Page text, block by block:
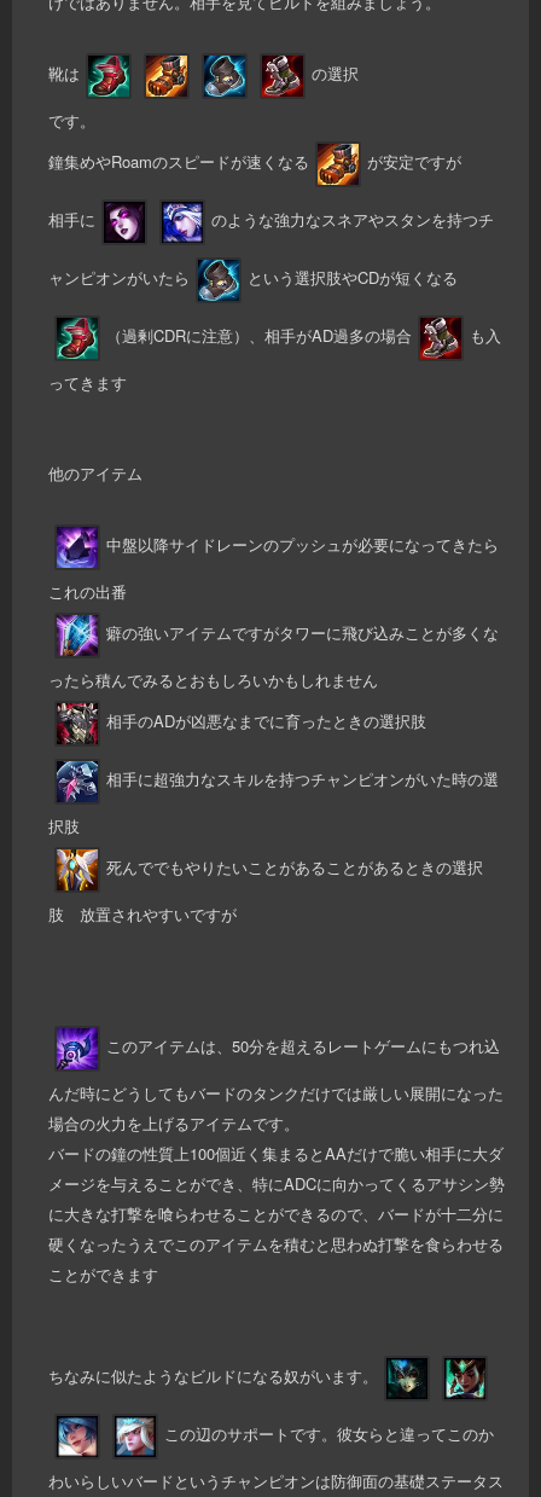
靴は の選択
です。
鐘集めやRoamのスピードが速くなる
が安定ですが
相手に のような強力なスネアやスタンを持つチ
ャンピオンがいたら という選択肢やCDが短くなる
（過剰CDRに注意）、相手がAD過多の場合 も入
ってきます
他のアイテム
中盤以降サイドレーンのプッシュが必要になってきたら
これの出番
癖の強いアイテムですがタワーに飛び込みことが多くな
ったら積んでみるとおもしろいかもしれません
相手のADが凶悪なまでに育ったときの選択肢
相手に超強力なスキルを持つチャンピオンがいた時の選
択肢
死んででもやりたいことがあることがあるときの選択
肢 放置されやすいですが
このアイテムは、50分を超えるレートゲームにもつれ込
んだ時にどうしてもバードのタンクだけでは厳しい展開になった
場合の火力を上げるアイテムです。
バードの鐘の性質上100個近く集まるとAAだけで脆い相手に大ダ
メージを与えることができ、特にADCに向かってくるアサシン勢
に大きな打撃を喰らわせることができるので、バードが十二分に
硬くなったうえでこのアイテムを積むと思わぬ打撃を食らわせる
ことができます
ちなみに似たようなビルドになる奴がいます。
この辺のサポートです。彼女らと違ってこのか
わいらしいバードというチャンピオンは防御面の基礎ステータス